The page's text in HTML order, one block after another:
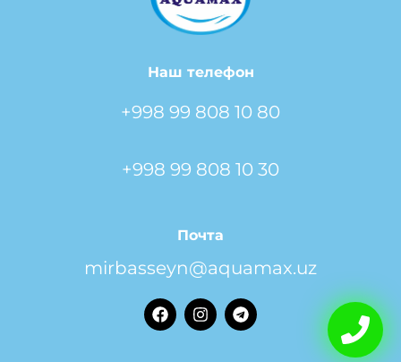
Наш телефон
+998 99 808 10 80
+998 99 808 10 30
Почта
mirbasseyn@aquamax.uz